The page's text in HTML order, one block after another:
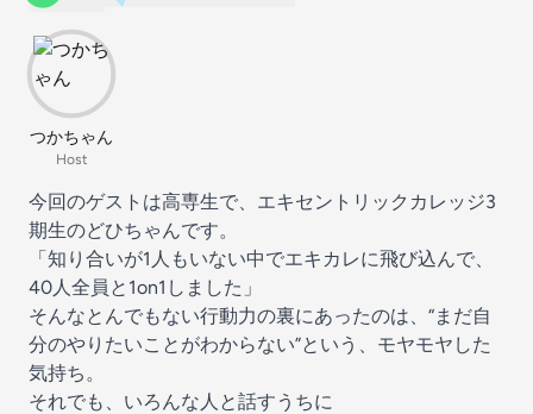
つかちゃん
Host
今回のゲストは高専生で、エキセントリックカレッジ3
期生のどひちゃんです。
「知り合いが1人もいない中でエキカレに飛び込んで、
40人全員と1on1しました」
そんなとんでもない行動力の裏にあったのは、“まだ自
分のやりたいことがわからない”という、モヤモヤした
気持ち。
それでも、いろんな人と話すうちに